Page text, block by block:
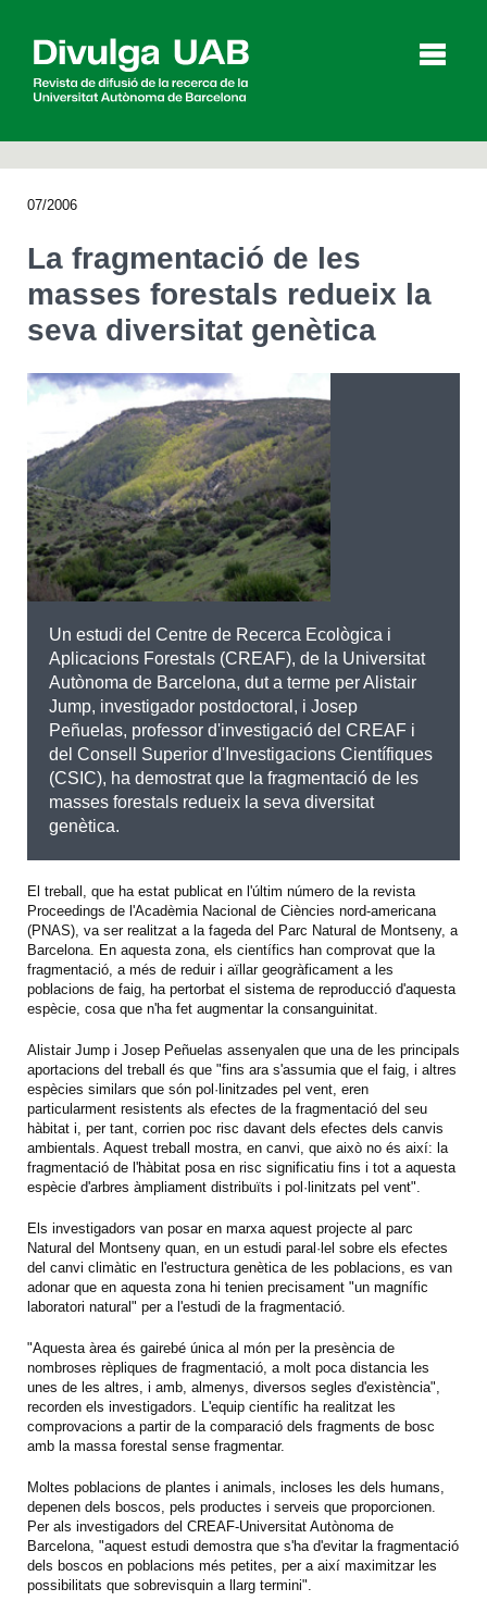
Agenda
English Español
CERCAR
07/2006
La fragmentació de les
masses forestals redueix la
seva diversitat genètica
Un estudi del Centre de Recerca Ecològica i
Aplicacions Forestals (CREAF), de la Universitat
Autònoma de Barcelona, dut a terme per Alistair
Jump, investigador postdoctoral, i Josep
Peñuelas, professor d'investigació del CREAF i
del Consell Superior d'Investigacions Científiques
(CSIC), ha demostrat que la fragmentació de les
masses forestals redueix la seva diversitat
genètica.
El treball, que ha estat publicat en l'últim número de la revista
Proceedings de l'Acadèmia Nacional de Ciències nord-americana
(PNAS), va ser realitzat a la fageda del Parc Natural de Montseny, a
Barcelona. En aquesta zona, els científics han comprovat que la
fragmentació, a més de reduir i aïllar geogràficament a les
poblacions de faig, ha pertorbat el sistema de reproducció d'aquesta
espècie, cosa que n'ha fet augmentar la consanguinitat.
Alistair Jump i Josep Peñuelas assenyalen que una de les principals
aportacions del treball és que "fins ara s'assumia que el faig, i altres
espècies similars que són pol·linitzades pel vent, eren
particularment resistents als efectes de la fragmentació del seu
hàbitat i, per tant, corrien poc risc davant dels efectes dels canvis
ambientals. Aquest treball mostra, en canvi, que això no és així: la
fragmentació de l'hàbitat posa en risc significatiu fins i tot a aquesta
espècie d'arbres àmpliament distribuïts i pol·linitzats pel vent".
Els investigadors van posar en marxa aquest projecte al parc
Natural del Montseny quan, en un estudi paral·lel sobre els efectes
del canvi climàtic en l'estructura genètica de les poblacions, es van
adonar que en aquesta zona hi tenien precisament "un magnífic
laboratori natural" per a l'estudi de la fragmentació.
"Aquesta àrea és gairebé única al món per la presència de
nombroses rèpliques de fragmentació, a molt poca distancia les
unes de les altres, i amb, almenys, diversos segles d'existència",
recorden els investigadors. L'equip científic ha realitzat les
comprovacions a partir de la comparació dels fragments de bosc
amb la massa forestal sense fragmentar.
Moltes poblacions de plantes i animals, incloses les dels humans,
depenen dels boscos, pels productes i serveis que proporcionen.
Per als investigadors del CREAF-Universitat Autònoma de
Barcelona, "aquest estudi demostra que s'ha d'evitar la fragmentació
dels boscos en poblacions més petites, per a així maximitzar les
possibilitats que sobrevisquin a llarg termini".